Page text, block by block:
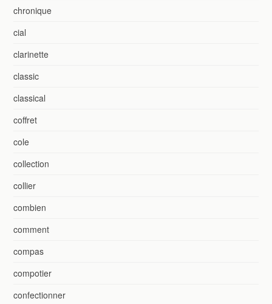
chronique
cial
clarinette
classic
classical
coffret
cole
collection
collier
combien
comment
compas
compotier
confectionner